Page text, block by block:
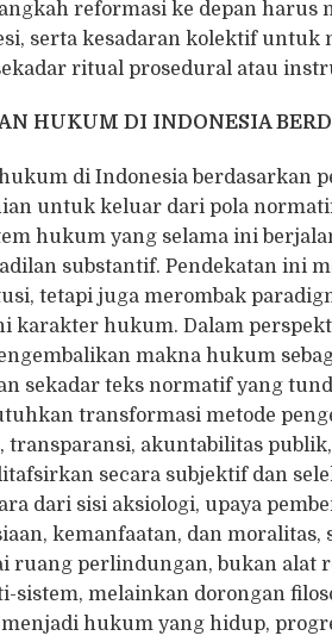
reformasi ke depan
serta kesadaran kolektif untuk
ritual prosedural atau
HUKUM DI INDONESIA
di Indonesia berdasarkan
untuk keluar dari pola
hukum yang selama ini
substantif. Pendekatan ini
tetapi juga merombak
karakter hukum. Dalam
makna hukum
sekadar teks normatif yang
transformasi metode
akuntabilitas
secara subjektif dan
dari sisi aksiologi, upaya
kemanfaatan, dan
ruang perlindungan, bukan
sistem, melainkan dorongan
hukum yang hidup,